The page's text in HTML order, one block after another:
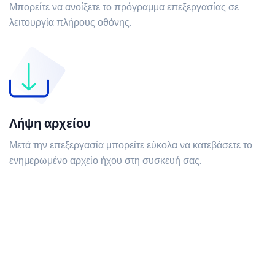
Μπορείτε να ανοίξετε το πρόγραμμα επεξεργασίας σε
λειτουργία πλήρους οθόνης.
Λήψη αρχείου
Μετά την επεξεργασία μπορείτε εύκολα να κατεβάσετε το
ενημερωμένο αρχείο ήχου στη συσκευή σας.